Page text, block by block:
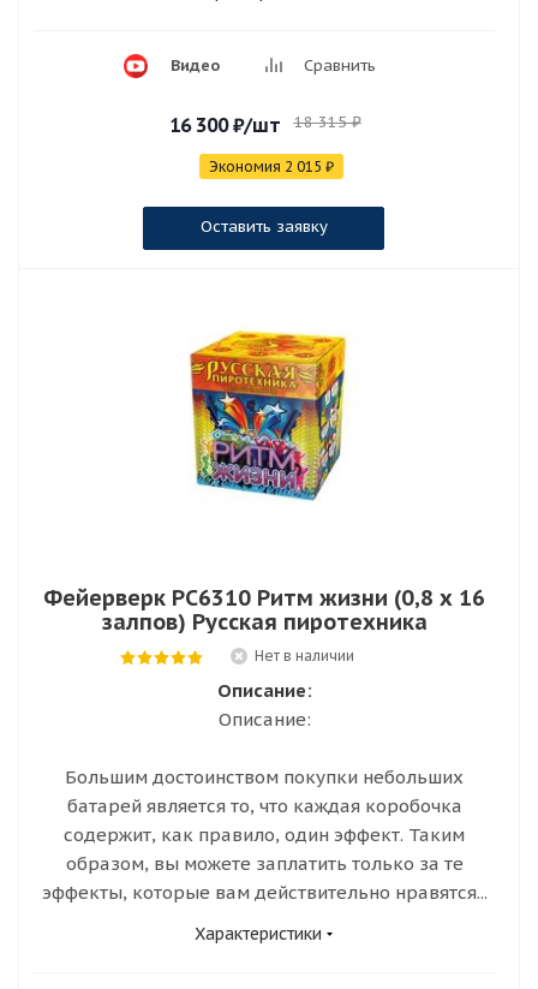
Видео Сравнить
16 300₽/шт 18 315₽
Экономия 2 015 ₽
Оставить заявку
Фейерверк РС6310 Ритм жизни (0,8 х 16
залпов) Русская пиротехника
Нет в наличии
Описание:
Описание:
Большим достоинством покупки небольших
батарей является то, что каждая коробочка
содержит, как правило, один эффект. Таким
образом, вы можете заплатить только за те
эффекты, которые вам действительно нравятся...
Характеристики